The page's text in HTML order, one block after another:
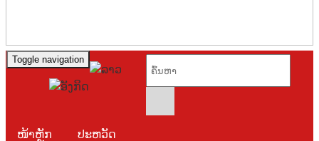
Toggle navigation
ໜ້າຫຼັກ ປະຫວັດ